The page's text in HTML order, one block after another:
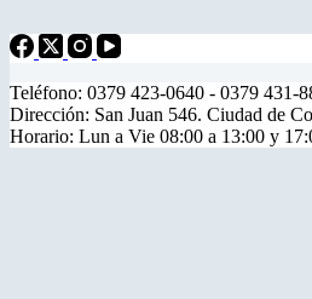
Teléfono: 0379 423-0640 - 0379 431-
Dirección: San Juan 546. Ciudad de
Horario: Lun a Vie 08:00 a 13:00 y